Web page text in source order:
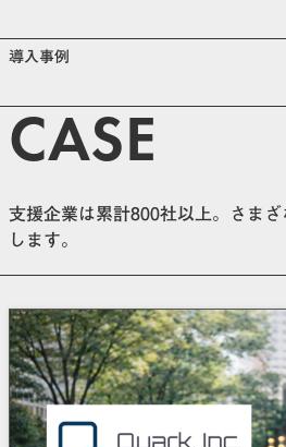
導入事例
CASE
支援企業は累計800社以上。さま
します。